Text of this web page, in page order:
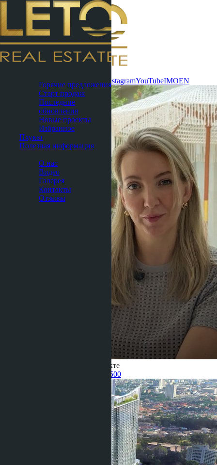
WhatsApp InstagramYouTubeIMOEN
Горячие предложения
Старт продаж
Последние
обновления
Новые проекты
Избранное
Пхукет
Полезная информация
О нас
Видео
Галерея
Контакты
Отзывы
Получить информацию об объекте
+66 80 006 4500